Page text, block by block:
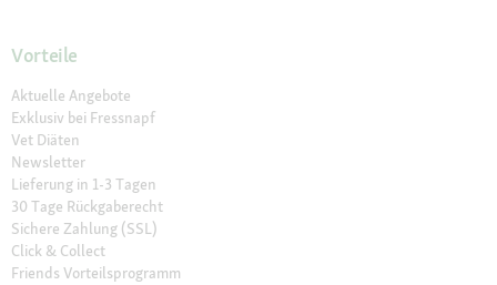
Vorteile
Aktuelle Angebote
Exklusiv bei Fressnapf
Vet Diäten
Newsletter
Lieferung in 1-3 Tagen
30 Tage Rückgaberecht
Sichere Zahlung (SSL)
Click & Collect
Friends Vorteilsprogramm